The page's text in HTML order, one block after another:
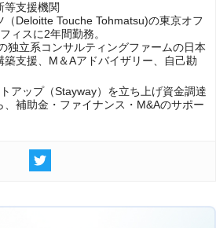
支援機関
Deloitte Touche Tohmatsu)の東京オフ
ィスに2年間勤務。
独立系コンサルティングファームの日本
支援、M＆Aアドバイザリー、自己勘
アップ（Stayway）を立ち上げ資金調達
補助金・ファイナンス・M&Aのサポー